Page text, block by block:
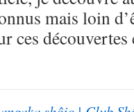
mais loin
ces